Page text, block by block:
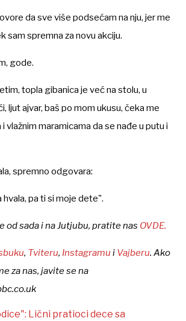
da sve više podsećam na nju, jer me
sam spremna za novu akciju.
gode.
topla gibanica je već na stolu, u
ljut ajvar, baš po mom ukusu, čeka me
vlažnim maramicama da se nađe u putu i
spremno odgovara:
hvala, pa ti si moje dete".
od sada i na Jutjubu, pratite nas OVDE.
, Tviteru, Instagramu i Vajberu. Ako
za nas, javite se na
Lični pratioci dece sa